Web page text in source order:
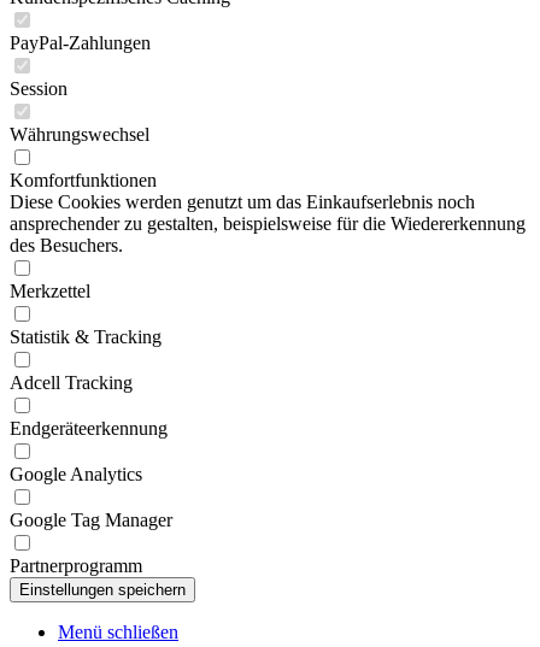
PayPal-Zahlungen
Session
Währungswechsel
Komfortfunktionen
Diese Cookies werden genutzt um das Einkaufserlebnis noch
ansprechender zu gestalten, beispielsweise für die Wiedererkennung
des Besuchers.
Merkzettel
Statistik & Tracking
Adcell Tracking
Endgeräteerkennung
Google Analytics
Google Tag Manager
Partnerprogramm
Menü schließen